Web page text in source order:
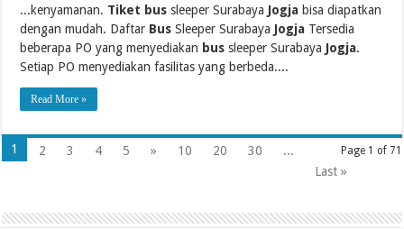
...kenyamanan. Tiket bus sleeper Surabaya Jogja bisa diapatkan
dengan mudah. Daftar Bus Sleeper Surabaya Jogja Tersedia
beberapa PO yang menyediakan bus sleeper Surabaya Jogja.
Setiap PO menyediakan fasilitas yang berbeda....
Read More »
Page 1 of 71
1 2 3 4 5 » 10 20 30
...
Last »